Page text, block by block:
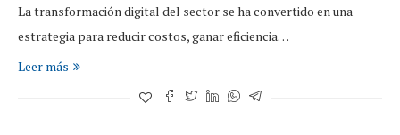
La transformación digital del sector se ha convertido en una
estrategia para reducir costos, ganar eficiencia…
Leer más